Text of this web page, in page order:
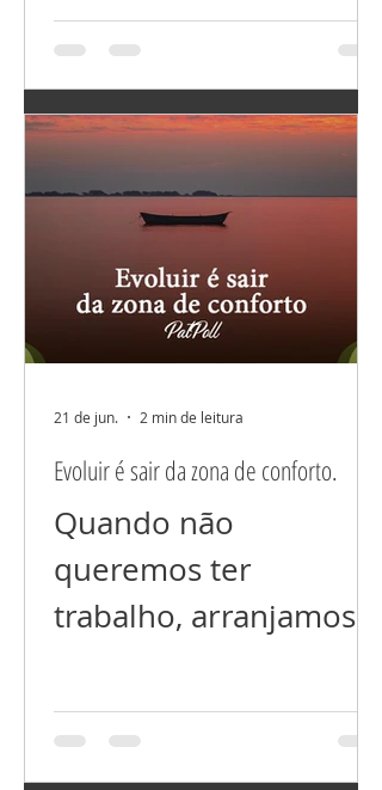
que trocar é básico
para colher melhores
frutos. O nosso
“tempo” aqui é
precioso demais para
perdermos co
que me machucou, do
que me irrita, do que
me distrai, do que
desconfio, do que
acho que não mereço;
se me nutro de
dúvidas, medos e
incertezas, o que
posso trazer para a
minha realidade?
"Você é o que
consome, e isso não é
sobre comida." Para
abundante de paz,
amor, arte, ha
Evoluir é sair da zona de conforto.
Quando não
queremos ter
trabalho, arranjamos
acreditamos nela.
Evoluir dá muito
21 de jun. 2 min de leitura